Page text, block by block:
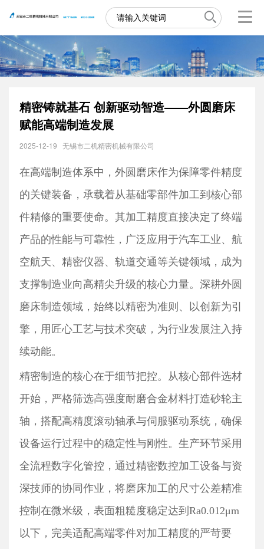
精密铸就基石 创新驱动智造——外圆磨床
赋能高端制造发展
2025-12-19 无锡市二机精密机械有限公司
在高端制造体系中，外圆磨床作为保障零件精度
的关键装备，承载着从基础零部件加工到核心部
件精修的重要使命。其加工精度直接决定了终端
产品的性能与可靠性，广泛应用于汽车工业、航
空航天、精密仪器、轨道交通等关键领域，成为
支撑制造业向高精尖升级的核心力量。深耕外圆
磨床制造领域，始终以精密为准则、以创新为引
擎，用匠心工艺与技术突破，为行业发展注入持
续动能。
精密制造的核心在于细节把控。从核心部件选材
开始，严格筛选高强度耐磨合金材料打造砂轮主
轴，搭配高精度滚动轴承与伺服驱动系统，确保
设备运行过程中的稳定性与刚性。生产环节采用
全流程数字化管控，通过精密数控加工设备与资
深技师的协同作业，将磨床加工的尺寸公差精准
控制在微米级，表面粗糙度稳定达到 Ra0.012μm
以下，完美适配高端零件对加工精度的严苛要